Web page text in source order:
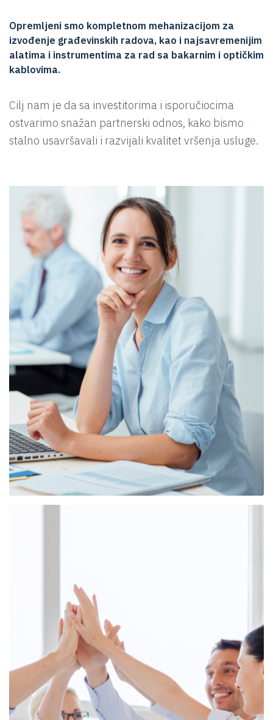
Opremljeni smo kompletnom mehanizacijom za
izvođenje građevinskih radova, kao i najsavremenijim
alatima i instrumentima za rad sa bakarnim i optičkim
kablovima.
Cilj nam je da sa investitorima i isporučiocima
ostvarimo snažan partnerski odnos, kako bismo
stalno usavršavali i razvijali kvalitet vršenja usluge.